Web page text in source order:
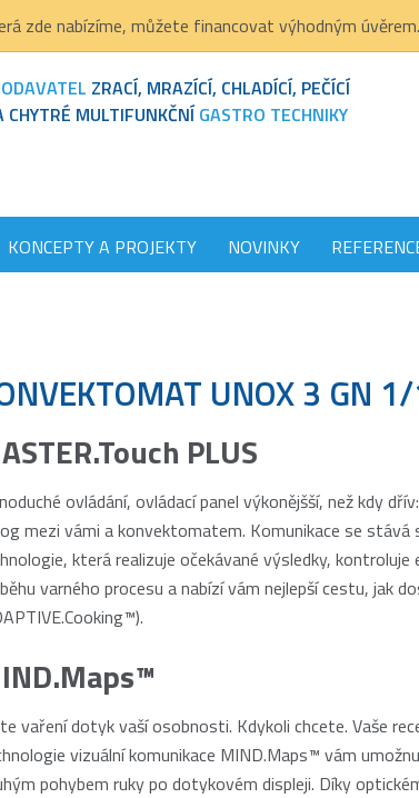
zde nabízíme, můžete financovat výhodným
ZRACÍ, MRAZÍCÍ, CHLADÍCÍ, PEČÍCÍ
CHYTRÉ MULTIFUNKČNÍ GASTRO TECHNIKY
KONCEPTY A PROJEKTY NOVINKY
UNOX 3 GN
PLUS
ovládání, ovládací panel výkonějšší, než kdy
mezi vámi a konvektomatem. Komunikace se
která realizuje očekávané výsledky,
varného procesu a nabízí vám nejlepší cestu, jak
vaření dotyk vaší osobnosti. Kdykoli chcete. Vaše
vizuální komunikace MIND.Maps™ vám
pohybem ruky po dotykovém displeji. Díky